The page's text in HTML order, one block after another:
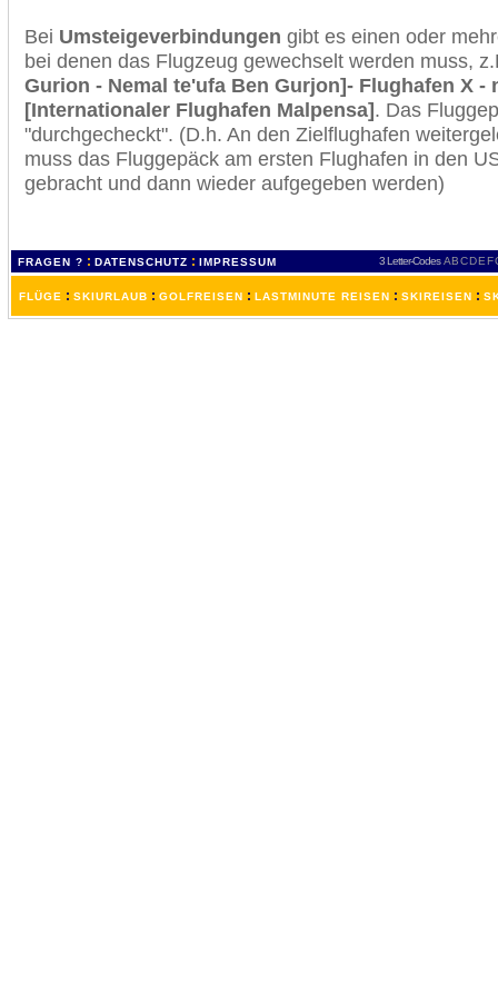
Bei Umsteigeverbindungen gibt es einen oder
bei denen das Flugzeug gewechselt werden muss,
Gurion - Nemal te'ufa Ben Gurjon]- Flughafen X -
[Internationaler Flughafen Malpensa]. Das
"durchgecheckt". (D.h. An den Zielflughafen
muss das Fluggepäck am ersten Flughafen in den
gebracht und dann wieder aufgegeben werden)
FRAGEN ? : DATENSCHUTZ : IMPRESSUM 3 Letter-Codes ABCDEF
FLÜGE : SKIURLAUB : GOLFREISEN : LASTMINUTE REISEN : SKIREISEN :